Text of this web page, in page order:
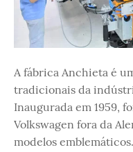
A fábrica Anchieta é
tradicionais da
Inaugurada em 1959,
Volkswagen fora da
modelos